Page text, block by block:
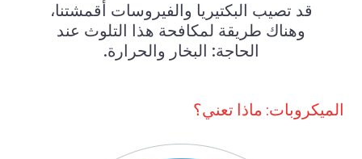
قد تصيب البكتيريا والفيروسات أقمشتنا،
وهناك طريقة لمكافحة هذا التلوث عند
الحاجة: البخار والحرارة.
الميكروبات: ماذا تعني؟